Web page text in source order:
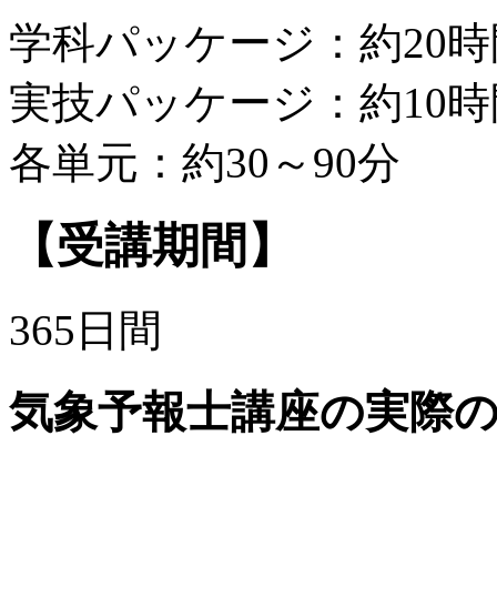
学科パッケージ：約20
実技パッケージ：約10
各単元：約30～90分
【受講期間】
365日間
気象予報士講座の実際